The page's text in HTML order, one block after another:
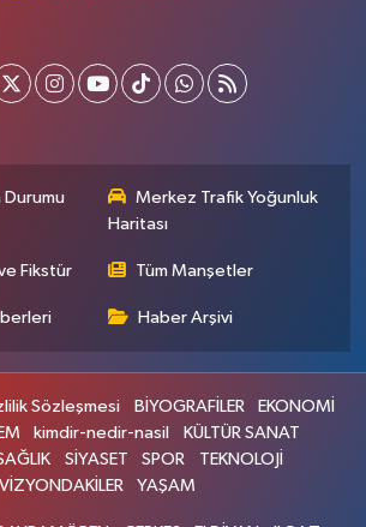
Merkez Trafik Yoğunluk
Haritası
Fikstür Tüm Manşetler
Haber Arşivi
Sözleşmesi BİYOGRAFİLER
EKONOMİ
kimdir-nedir-nasil
KÜLTÜR SANAT
SİYASET SPOR
TEKNOLOJİ
VİZYONDAKİLER
YAŞAM